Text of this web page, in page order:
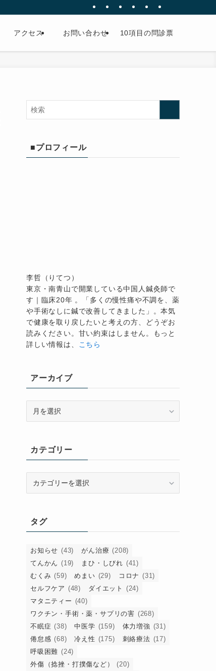
アクセス お問い合わせ 10項目の問診票
■プロフィール
李哲（りてつ）
東京・南青山で開業している中国人鍼灸師で
す｜臨床20年 。「多くの慢性痛や不調を、薬
や手術なしに鍼で改善してきました」。本気
で健康を取り戻したいと考えの方、どうぞお
読みください。甘い約束はしません。もっと
詳しい情報は、 こちら
アーカイブ
ブカテゴリー
ータグ
お知らせ (43) がん治療 (208)
てんかん (19) まひ・しびれ (41)
むくみ (59) めまい (29) コロナ (31)
セルフケア (48) ダイエット
(24)
マタニティー (40)
ワクチン・手術・薬・サプリの害 (268)
不眠症 (38) 中医学 (159) 体力増強 (31)
倦怠感 (68) 冷え性 (175) 刺絡療法 (17)
呼吸困難 (24)
外傷（捻挫・打撲傷など）
(20)